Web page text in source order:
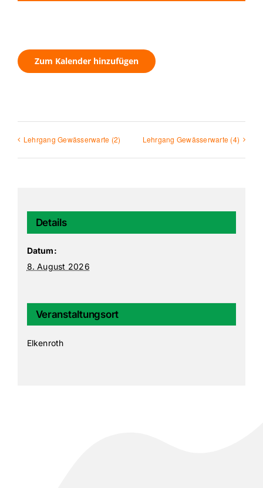
Zum Kalender hinzufügen
Lehrgang Gewässerwarte (2) Lehrgang Gewässerwarte (4)
Details
Datum:
8. August 2026
Veranstaltungsort
Elkenroth